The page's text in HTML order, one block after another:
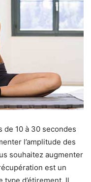
de 10 à 30 secondes
l’amplitude des
souhaitez augmenter
est un